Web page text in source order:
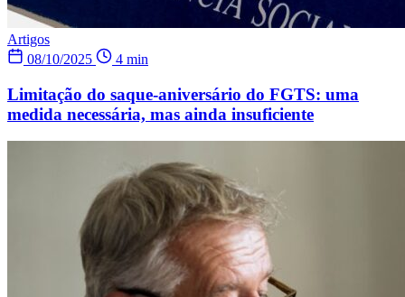
Artigos
08/10/2025
4 min
Limitação do saque-aniversário do FGTS: uma
medida necessária, mas ainda insuficiente